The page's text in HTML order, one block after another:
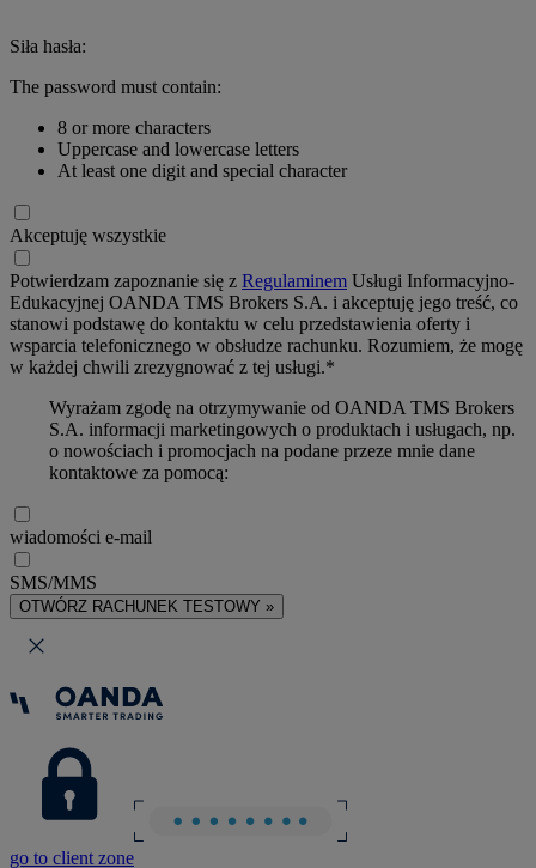
Siła hasła:
The password must contain:
8 or more characters
Uppercase and lowercase letters
At least one digit and special character
Akceptuję wszystkie
Potwierdzam zapoznanie się z Regulaminem Usługi Informacyjno-
Edukacyjnej OANDA TMS Brokers S.A. i akceptuję jego treść, co
stanowi podstawę do kontaktu w celu przedstawienia oferty i
wsparcia telefonicznego w obsłudze rachunku. Rozumiem, że mogę
w każdej chwili zrezygnować z tej usługi.*
Wyrażam zgodę na otrzymywanie od OANDA TMS Brokers
S.A. informacji marketingowych o produktach i usługach, np.
o nowościach i promocjach na podane przeze mnie dane
kontaktowe za pomocą:
wiadomości e-mail
SMS/MMS
OTWÓRZ RACHUNEK TESTOWY »
go to client zone